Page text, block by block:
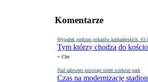
Komentarze
Wypadek podczas pokazów kaskaderskich.
Tym którzy chodzą do
- Che
Nad zalewem powstaje street workout park
Czas na modernizację